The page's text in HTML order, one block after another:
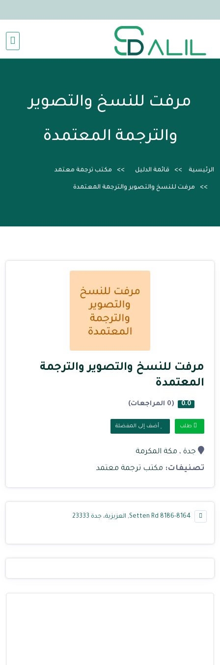
مرفت للنسخ والتصوير
والترجمة المعتمدة
الرئيسية قائمة الدليل مكتب ترجمة معتمد
مرفت للنسخ والتصوير والترجمة المعتمدة
مرفت للنسخ والتصوير والترجمة
المعتمدة
0.0 (0 المراجعات)
طلب أضف إلى المفضلة
جدة ، مكة المكرمة
تصنيفات: مكتب ترجمة معتمد